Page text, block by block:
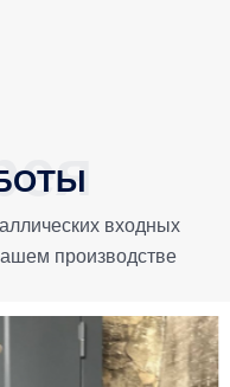
входных
производстве